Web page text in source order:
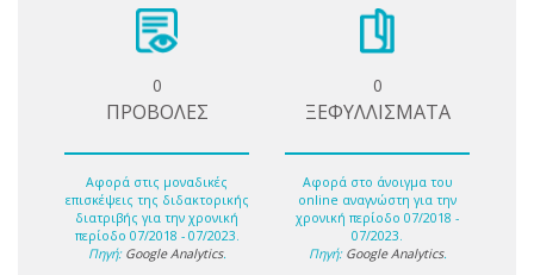
0
ΠΡΟΒΟΛΕΣ
Αφορά στις μοναδικές
επισκέψεις της διδακτορικής
διατριβής για την χρονική
περίοδο 07/2018 - 07/2023.
Πηγή: Google Analytics.
0
ΞΕΦΥΛΛΙΣΜΑΤΑ
Αφορά στο άνοιγμα του
online αναγνώστη για την
χρονική περίοδο 07/2018 -
07/2023.
Πηγή: Google Analytics.